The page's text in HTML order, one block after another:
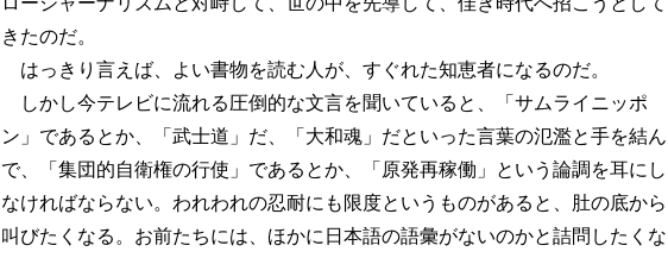
きたのだ。
はっきり言えば、よい書物を読む人が、すぐれた知恵者になるのだ。
しかし今テレビに流れる圧倒的な文言を聞いていると、「サムライニッポ
ン」であるとか、「武士道」だ、「大和魂」だといった言葉の氾濫と手を結ん
で、「集団的自衛権の行使」であるとか、「原発再稼働」という論調を耳にし
なければならない。われわれの忍耐にも限度というものがあると、肚の底から
叫びたくなる。お前たちには、ほかに日本語の語彙がないのかと詰問したくな